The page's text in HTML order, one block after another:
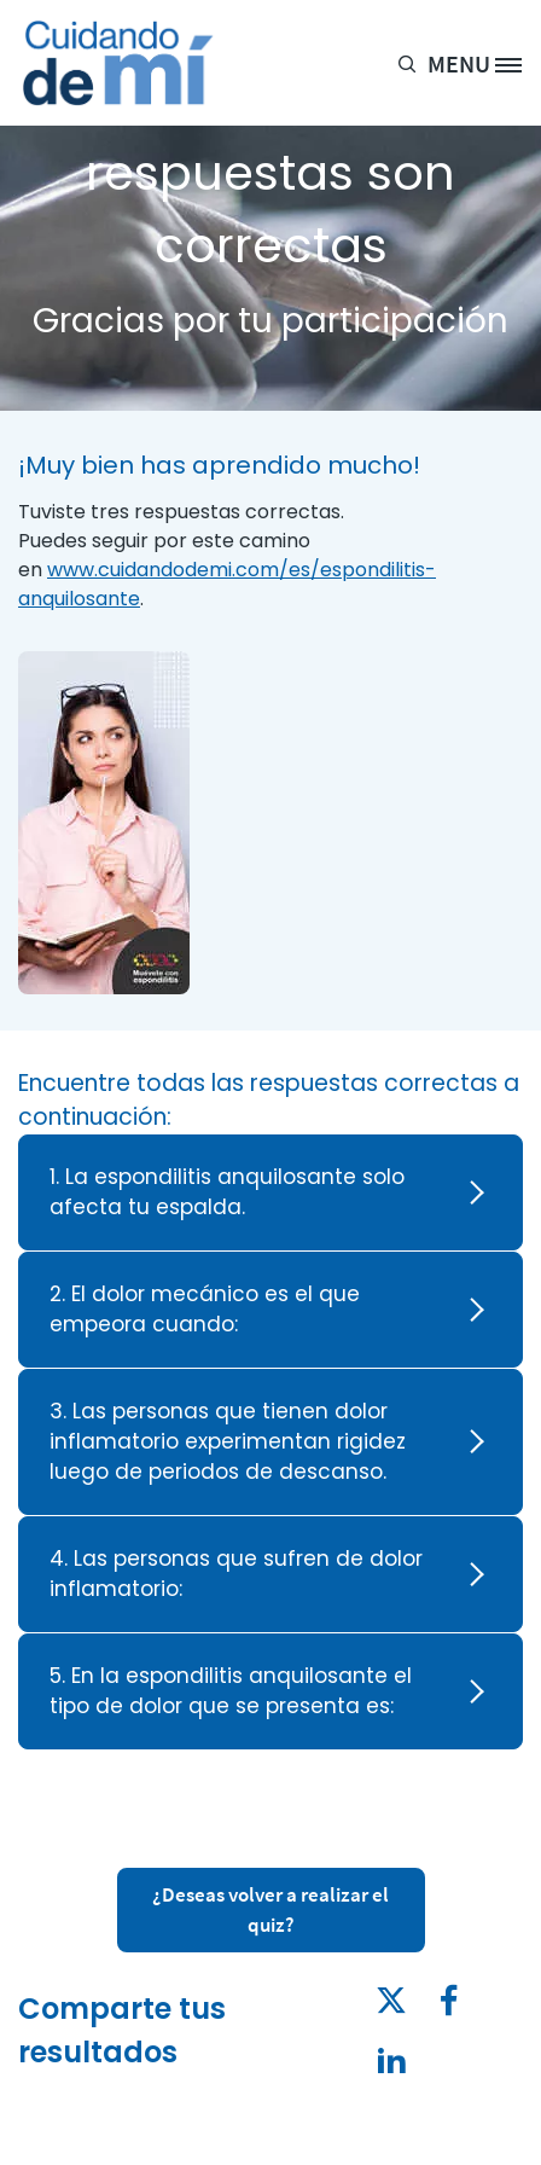
Site Logo MENU
3 de cada 5
respuestas son
correctas
Gracias por tu participación
¡Muy bien has aprendido mucho!
Tuviste tres respuestas correctas.
Puedes seguir por este camino
enwww.cuidandodemi.com/es/espondilitis-
anquilosante.
Encuentre todas las respuestas correctas a
continuación:
1. La espondilitis anquilosante solo
afecta tu espalda.
2. El dolor mecánico es el que
empeora cuando:
3. Las personas que tienen dolor
inflamatorio experimentan rigidez
luego de periodos de descanso.
4. Las personas que sufren de dolor
inflamatorio:
5. En la espondilitis anquilosante el
tipo de dolor que se presenta es:
¿Deseas volver a realizar el
quiz?
Comparte tus
resultados